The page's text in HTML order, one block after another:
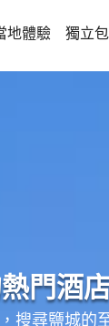
地體驗 獨立
熱門酒
搜尋鹽城的